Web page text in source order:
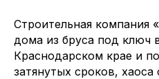
Строительная компания
дома из бруса под ключ
Краснодарском крае и
затянутых сроков,